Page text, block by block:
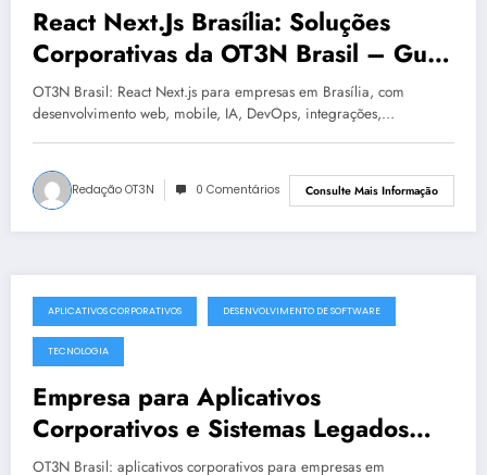
React Next.Js Brasília: Soluções
Corporativas da OT3N Brasil – Guia
1568
OT3N Brasil: React Next.js para empresas em Brasília, com
desenvolvimento web, mobile, IA, DevOps, integrações,…
Redação OT3N 0 Comentários Consulte Mais Informação
julho 19, 2025
APLICATIVOS CORPORATIVOS DESENVOLVIMENTO DE SOFTWARE
TECNOLOGIA
Empresa para Aplicativos
Corporativos e Sistemas Legados
Instáveis em Florianópolis | OT3N
OT3N Brasil: aplicativos corporativos para empresas em